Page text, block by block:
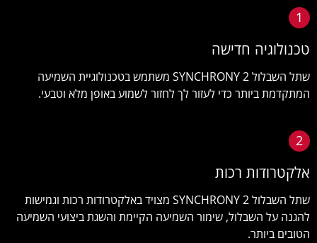
1
טכנולוגיה חדישה
שתל השבלול SYNCHRONY 2 משתמש בטכנולוגיית השמיעה
המתקדמת ביותר כדי לעזור לך לחזור לשמוע באופן מלא וטבעי.
2
אלקטרודות רכות
שתל השבלול SYNCHRONY 2 מצויד באלקטרודות רכות וגמישות
להגנה על השבלול, שימור השמיעה הקיימת והשגת ביצועי השמיעה
הטובים ביותר.